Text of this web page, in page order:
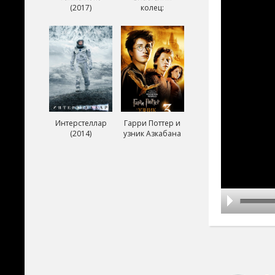
(2017)
колец:
короля (2003)
Интерстеллар
(2014)
Гарри Поттер и
узник Азкабана